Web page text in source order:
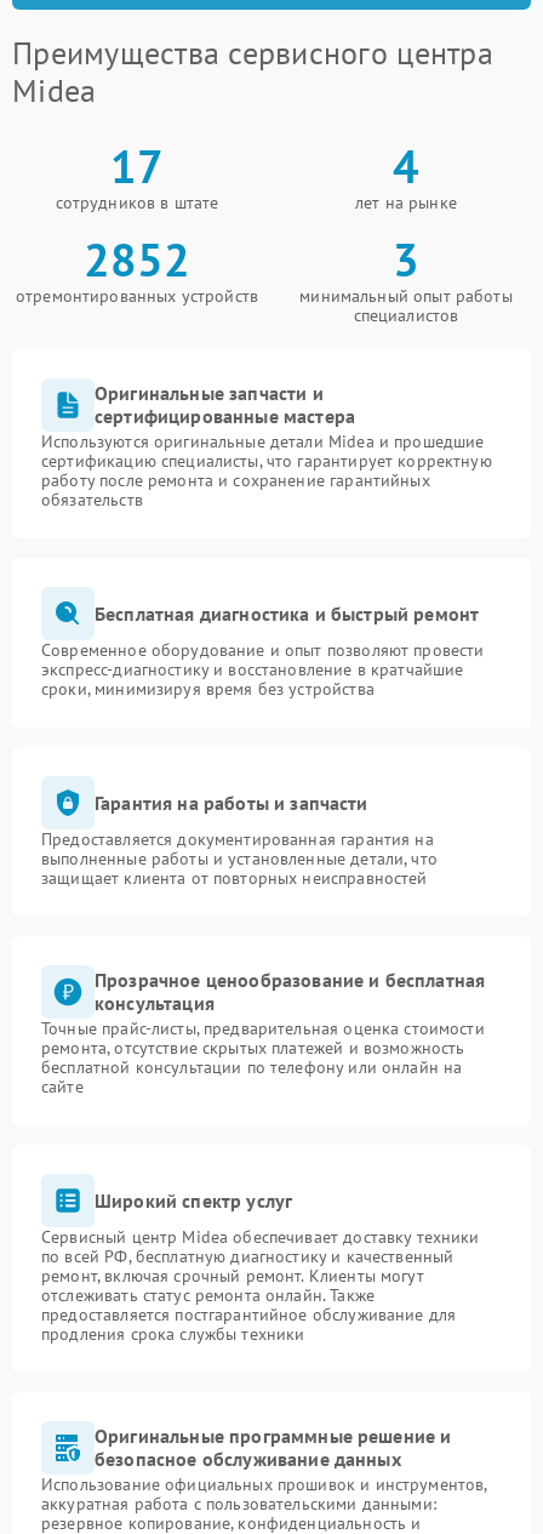
Преимущества сервисного центра
Midea
17
сотрудников в штате
4
лет на рынке
2852
отремонтированных устройств
3
минимальный опыт работы
специалистов
Оригинальные запчасти и
сертифицированные мастера
Используются оригинальные детали Midea и прошедшие
сертификацию специалисты, что гарантирует корректную
работу после ремонта и сохранение гарантийных
обязательств
Бесплатная диагностика и быстрый ремонт
Современное оборудование и опыт позволяют провести
экспресс-диагностику и восстановление в кратчайшие
сроки, минимизируя время без устройства
Гарантия на работы и запчасти
Предоставляется документированная гарантия на
выполненные работы и установленные детали, что
защищает клиента от повторных неисправностей
Прозрачное ценообразование и бесплатная
консультация
Точные прайс-листы, предварительная оценка стоимости
ремонта, отсутствие скрытых платежей и возможность
бесплатной консультации по телефону или онлайн на
сайте
Широкий спектр услуг
Сервисный центр Midea обеспечивает доставку техники
по всей РФ, бесплатную диагностику и качественный
ремонт, включая срочный ремонт. Клиенты могут
отслеживать статус ремонта онлайн. Также
предоставляется постгарантийное обслуживание для
продления срока службы техники
Оригинальные программные решение и
безопасное обслуживание данных
Использование официальных прошивок и инструментов,
аккуратная работа с пользовательскими данными:
резервное копирование, конфиденциальность и